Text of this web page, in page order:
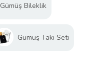
Gümüş Bileklik
Gümüş Takı Seti